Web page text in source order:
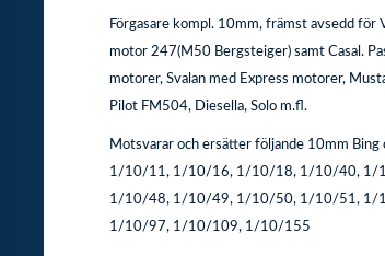
Förgasare kompl. 10mm, främst avsedd
motor 247(M50 Bergsteiger) samt Casal.
motorer, Svalan med Express motorer,
Pilot FM504, Diesella, Solo m.fl.
Motsvarar och ersätter följande 10mm Bing
1/10/11, 1/10/16, 1/10/18, 1/10/40,
1/10/48, 1/10/49, 1/10/50, 1/10/51,
1/10/97, 1/10/109, 1/10/155